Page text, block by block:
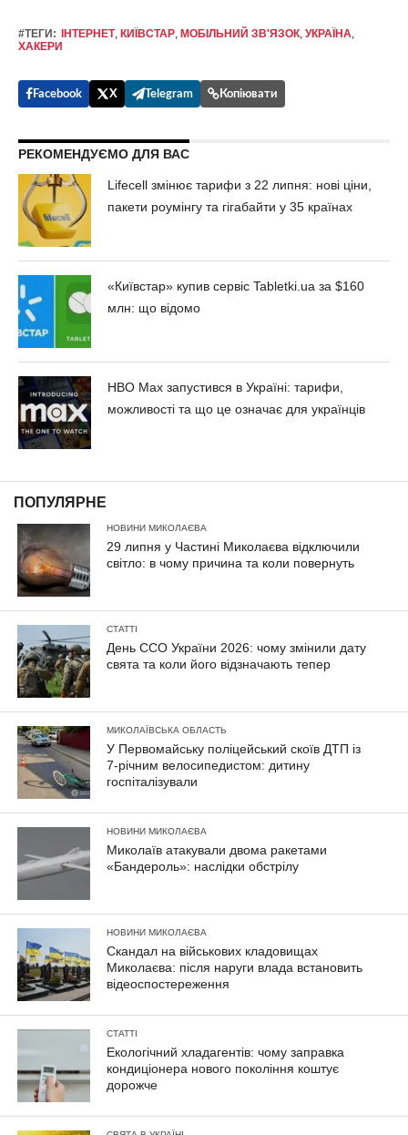
#ТЕГИ: ІНТЕРНЕТ, КИЇВСТАР, МОБІЛЬНИЙ ЗВ'ЯЗОК, УКРАЇНА,
ХАКЕРИ
Facebook X Telegram Копіювати
РЕКОМЕНДУЄМО ДЛЯ ВАС
Lifecell змінює тарифи з 22 липня: нові ціни,
пакети роумінгу та гігабайти у 35 країнах
«Київстар» купив сервіс Tabletki.uа за $160
млн: що відомо
HBO Max запустився в Україні: тарифи,
можливості та що це означає для українців
ПОПУЛЯРНЕ
НОВИНИ МИКОЛАЄВА
29 липня у Частині Миколаєва відключили
світло: в чому причина та коли повернуть
СТАТТІ
День ССО України 2026: чому змінили дату
свята та коли його відзначають тепер
МИКОЛАЇВСЬКА ОБЛАСТЬ
У Первомайську поліцейський скоїв ДТП із
7-річним велосипедистом: дитину
госпіталізували
НОВИНИ МИКОЛАЄВА
Миколаїв атакували двома ракетами
«Бандероль»: наслідки обстрілу
НОВИНИ МИКОЛАЄВА
Скандал на військових кладовищах
Миколаєва: після наруги влада встановить
відеоспостереження
СТАТТІ
Екологічний хладагентів: чому заправка
кондиціонера нового покоління коштує
дорожче